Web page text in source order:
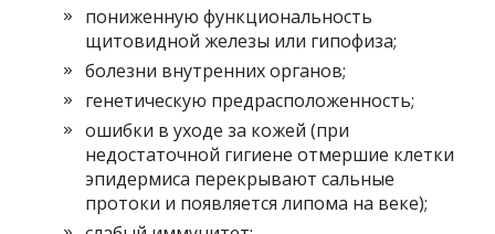
пониженную функциональность
щитовидной железы или гипофиза;
болезни внутренних органов;
генетическую предрасположенность;
ошибки в уходе за кожей (при
недостаточной гигиене отмершие клетки
эпидермиса перекрывают сальные
протоки и появляется липома на веке);